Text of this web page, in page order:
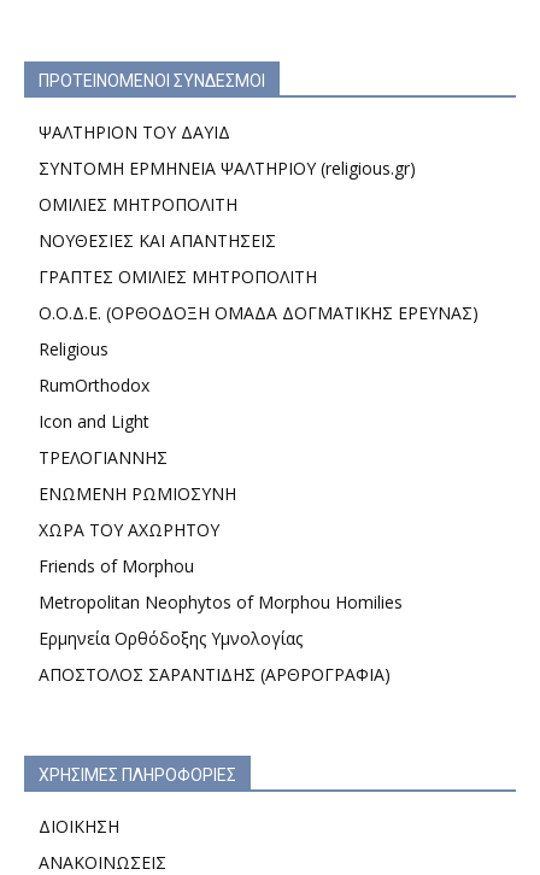
ΠΡΟΤΕΙΝΟΜΕΝΟΙ ΣΥΝΔΕΣΜΟΙ
ΨΑΛΤΗΡΙΟΝ ΤΟΥ ΔΑΥΙΔ
ΣΥΝΤΟΜΗ ΕΡΜΗΝΕΙΑ ΨΑΛΤΗΡΙΟΥ (religious.gr)
ΟΜΙΛΙΕΣ ΜΗΤΡΟΠΟΛΙΤΗ
ΝΟΥΘΕΣΙΕΣ ΚΑΙ ΑΠΑΝΤΗΣΕΙΣ
ΓΡΑΠΤΕΣ ΟΜΙΛΙΕΣ ΜΗΤΡΟΠΟΛΙΤΗ
Ο.Ο.Δ.Ε. (ΟΡΘΟΔΟΞΗ ΟΜΑΔΑ ΔΟΓΜΑΤΙΚΗΣ ΕΡΕΥΝΑΣ)
Religious
RumOrthodox
Icon and Light
ΤΡΕΛΟΓΙΑΝΝΗΣ
ΕΝΩΜΕΝΗ ΡΩΜΙΟΣΥΝΗ
ΧΩΡΑ ΤΟΥ ΑΧΩΡΗΤΟΥ
Friends of Morphou
Metropolitan Neophytos of Morphou Homilies
Ερμηνεία Ορθόδοξης Υμνολογίας
ΑΠΟΣΤΟΛΟΣ ΣΑΡΑΝΤΙΔΗΣ (ΑΡΘΡΟΓΡΑΦΙΑ)
ΧΡΗΣΙΜΕΣ ΠΛΗΡΟΦΟΡΙΕΣ
ΔΙΟΙΚΗΣΗ
ΑΝΑΚΟΙΝΩΣΕΙΣ